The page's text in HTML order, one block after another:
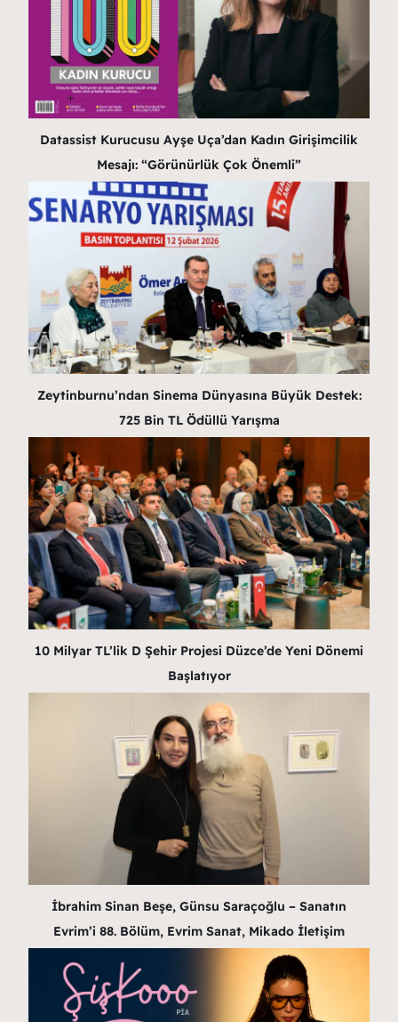
Datassist Kurucusu Ayşe Uça’dan Kadın Girişimcilik
Mesajı: “Görünürlük Çok Önemli”
Zeytinburnu’ndan Sinema Dünyasına Büyük Destek:
725 Bin TL Ödüllü Yarışma
10 Milyar TL’lik D Şehir Projesi Düzce’de Yeni Dönemi
Başlatıyor
İbrahim Sinan Beşe, Günsu Saraçoğlu – Sanatın
Evrim’i 88. Bölüm, Evrim Sanat, Mikado İletişim